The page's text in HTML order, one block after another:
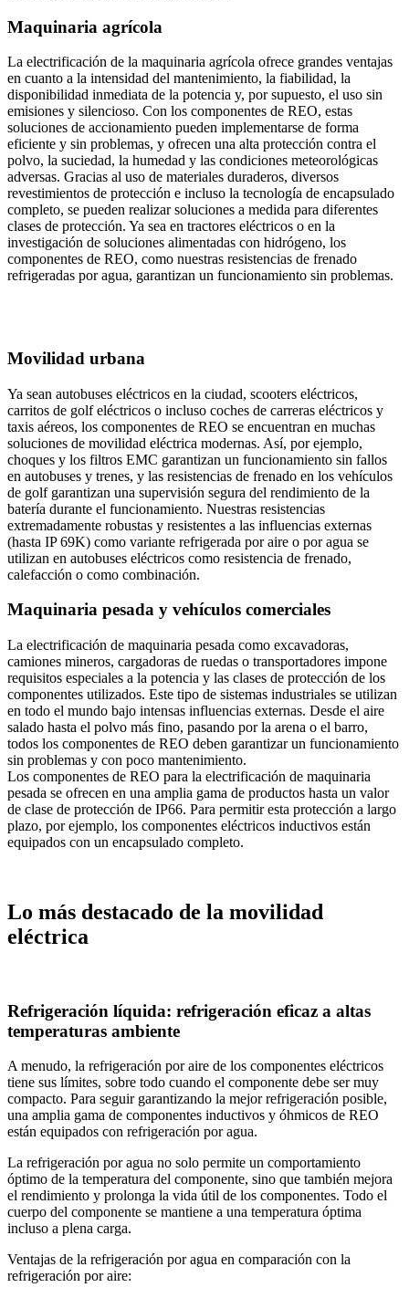
Maquinaria agrícola
La electrificación de la maquinaria agrícola ofrece grandes ventajas
en cuanto a la intensidad del mantenimiento, la fiabilidad, la
disponibilidad inmediata de la potencia y, por supuesto, el uso sin
emisiones y silencioso. Con los componentes de REO, estas
soluciones de accionamiento pueden implementarse de forma
eficiente y sin problemas, y ofrecen una alta protección contra el
polvo, la suciedad, la humedad y las condiciones meteorológicas
adversas. Gracias al uso de materiales duraderos, diversos
revestimientos de protección e incluso la tecnología de encapsulado
completo, se pueden realizar soluciones a medida para diferentes
clases de protección. Ya sea en tractores eléctricos o en la
investigación de soluciones alimentadas con hidrógeno, los
componentes de REO, como nuestras resistencias de frenado
refrigeradas por agua, garantizan un funcionamiento sin problemas.
Movilidad urbana
Ya sean autobuses eléctricos en la ciudad, scooters eléctricos,
carritos de golf eléctricos o incluso coches de carreras eléctricos y
taxis aéreos, los componentes de REO se encuentran en muchas
soluciones de movilidad eléctrica modernas. Así, por ejemplo,
choques y los filtros EMC garantizan un funcionamiento sin fallos
en autobuses y trenes, y las resistencias de frenado en los vehículos
de golf garantizan una supervisión segura del rendimiento de la
batería durante el funcionamiento. Nuestras resistencias
extremadamente robustas y resistentes a las influencias externas
(hasta IP 69K) como variante refrigerada por aire o por agua se
utilizan en autobuses eléctricos como resistencia de frenado,
calefacción o como combinación.
Maquinaria pesada y vehículos comerciales
La electrificación de maquinaria pesada como excavadoras,
camiones mineros, cargadoras de ruedas o transportadores impone
requisitos especiales a la potencia y las clases de protección de los
componentes utilizados. Este tipo de sistemas industriales se utilizan
en todo el mundo bajo intensas influencias externas. Desde el aire
salado hasta el polvo más fino, pasando por la arena o el barro,
todos los componentes de REO deben garantizar un funcionamiento
sin problemas y con poco mantenimiento.
Los componentes de REO para la electrificación de maquinaria
pesada se ofrecen en una amplia gama de productos hasta un valor
de clase de protección de IP66. Para permitir esta protección a largo
plazo, por ejemplo, los componentes eléctricos inductivos están
equipados con un encapsulado completo.
Lo más destacado de la movilidad
eléctrica
Refrigeración líquida: refrigeración eficaz a altas
temperaturas ambiente
A menudo, la refrigeración por aire de los componentes eléctricos
tiene sus límites, sobre todo cuando el componente debe ser muy
compacto. Para seguir garantizando la mejor refrigeración posible,
una amplia gama de componentes inductivos y óhmicos de REO
están equipados con refrigeración por agua.
La refrigeración por agua no solo permite un comportamiento
óptimo de la temperatura del componente, sino que también mejora
el rendimiento y prolonga la vida útil de los componentes. Todo el
cuerpo del componente se mantiene a una temperatura óptima
incluso a plena carga.
Ventajas de la refrigeración por agua en comparación con la
refrigeración por aire: